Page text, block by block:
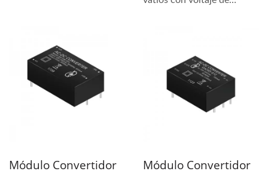
Módulo Convertidor
Módulo Convertidor